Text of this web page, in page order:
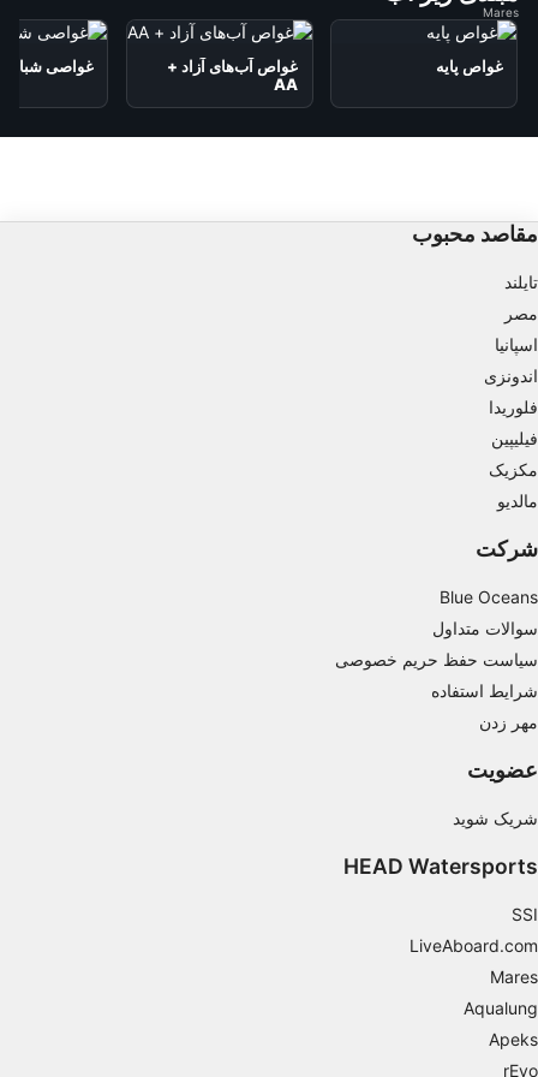
Mares
غواص پایه
غواص آب‌های آزاد +
AA
غواصی شبانه
مقاصد محبوب
تایلند
مصر
اسپانیا
اندونزی
فلوریدا
فیلیپین
مکزیک
مالدیو
شرکت
Blue Oceans
سوالات متداول
سیاست حفظ حریم خصوصی
شرایط استفاده
مهر زدن
عضویت
شریک شوید
HEAD Watersports
SSI
LiveAboard.com
Mares
Aqualung
Apeks
rEvo